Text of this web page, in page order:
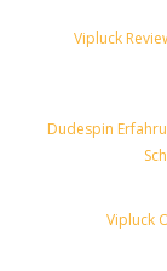
Vipluck
Dudespin
Vipluck